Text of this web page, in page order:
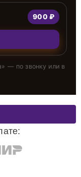
900 ₽
» — по звонку или в